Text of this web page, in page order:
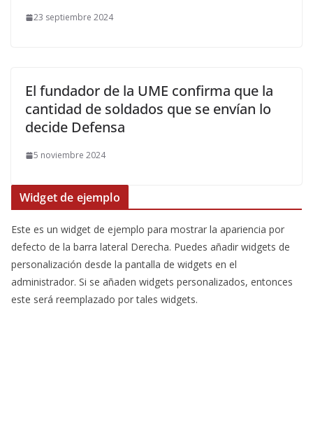
23 septiembre 2024
El fundador de la UME confirma que la
cantidad de soldados que se envían lo
decide Defensa
5 noviembre 2024
Widget de ejemplo
Este es un widget de ejemplo para mostrar la apariencia por
defecto de la barra lateral Derecha. Puedes añadir widgets de
personalización desde la pantalla de widgets en el
administrador. Si se añaden widgets personalizados, entonces
este será reemplazado por tales widgets.